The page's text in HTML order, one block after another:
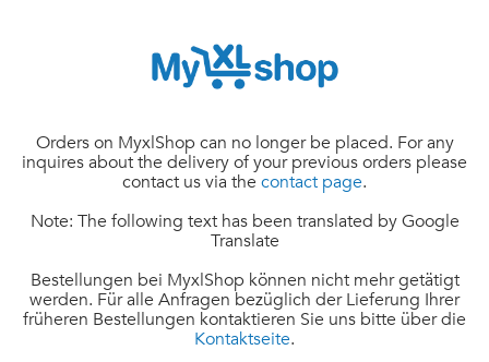
Orders on MyxlShop can no longer be placed. For any
inquires about the delivery of your previous orders please
contact us via the contact page.
Note: The following text has been translated by Google
Translate
Bestellungen bei MyxlShop können nicht mehr getätigt
werden. Für alle Anfragen bezüglich der Lieferung Ihrer
früheren Bestellungen kontaktieren Sie uns bitte über die
Kontaktseite.